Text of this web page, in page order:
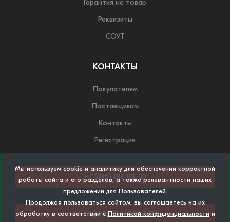
Мы используем cookie и аналитику для обеспечения корректной
работы сайта и его разделов, а также релевантности наших
предложений для Пользователей.
Продолжая пользоваться сайтом, вы соглашаетесь на их
обработку в соответствии сПолитикой конфиденциальности и
Гарантия на товар
Реквизиты
СОУТ
КОНТАКТЫ
Покупателям
Поставщикам
Контакты
Регистрация
+7 (495) 182-03-00
SALES@PROFSNABENG.RU